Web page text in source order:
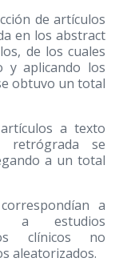
de artículos
en los abstract
de los cuales
y aplicando los
obtuvo un total
a texto
retrógrada se
a un total
a
a estudios
clínicos no
aleatorizados.